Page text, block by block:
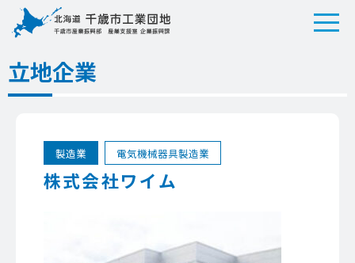
立地企業
製造業 電気機械器具製造業
株式会社ワイム